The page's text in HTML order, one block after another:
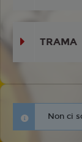
TRAMA
Non ci